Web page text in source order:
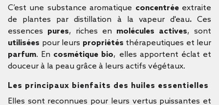
C’est une substance aromatique concentréeextraite
de plantes par distillation à la vapeur d'eau.Ces
essences pures, riches en molécules actives, sont
utilisées pour leurs propriétés thérapeutiques et leur
parfum. En cosmétique bio, elles apportent éclat et
douceur à la peau grâce à leurs actifs végétaux.
Les principaux bienfaits des huiles essentielles
Elles sont reconnues pour leurs vertus puissantes et